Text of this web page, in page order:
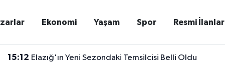
Ekonomi Yaşam Spor Resmi İlanlar
15:12 Elazığ'ın Yeni Sezondaki Temsilcisi Belli Oldu